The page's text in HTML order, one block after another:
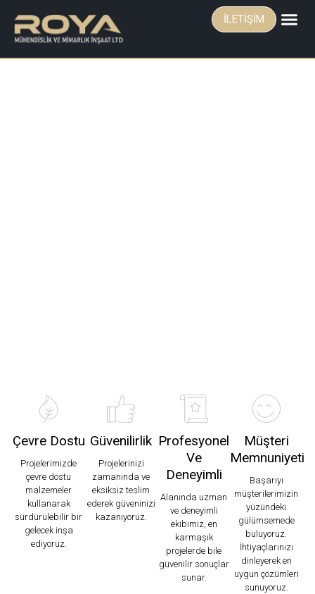
İLETIŞIM
Çevre Dostu
Projelerimizde
çevre dostu
malzemeler
kullanarak
sürdürülebilir bir
gelecek inşa
ediyoruz.
Güvenilirlik
Projelerinizi
zamanında ve
eksiksiz teslim
ederek güveninizi
kazanıyoruz.
Profesyonel
Ve
Deneyimli
Alanında uzman
ve deneyimli
ekibimiz, en
karmaşık
projelerde bile
güvenilir sonuçlar
sunar.
Müşteri
Memnuniyeti
Başarıyı
müşterilerimizin
yüzündeki
gülümsemede
buluyoruz.
İhtiyaçlarınızı
dinleyerek en
uygun çözümleri
sunuyoruz.